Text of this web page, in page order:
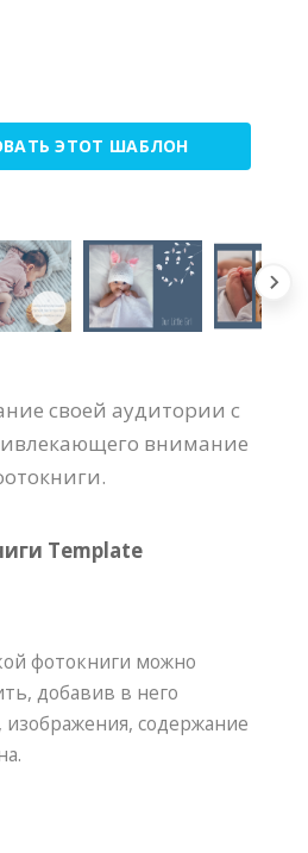
ЭТОТ ШАБЛОН
своей аудитории с
внимание
Template
фотокниги можно
добавив в него
содержание